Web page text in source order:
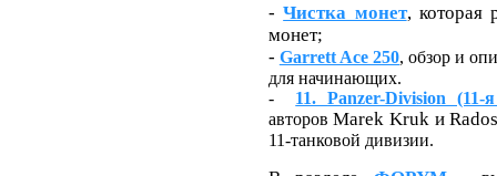
-Чистка монет, которая
монет;
- Garrett Ace 250, обзор и
для начинающих.
- 11.Panzer-Division (11-
авторовMarek Kruk и
11-танковой дивизии.